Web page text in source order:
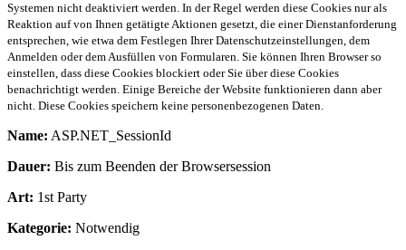
Systemen nicht deaktiviert werden. In der Regel werden diese Cookies nur als
Reaktion auf von Ihnen getätigte Aktionen gesetzt, die einer Dienstanforderung
entsprechen, wie etwa dem Festlegen Ihrer Datenschutzeinstellungen, dem
Anmelden oder dem Ausfüllen von Formularen. Sie können Ihren Browser so
einstellen, dass diese Cookies blockiert oder Sie über diese Cookies
benachrichtigt werden. Einige Bereiche der Website funktionieren dann aber
nicht. Diese Cookies speichern keine personenbezogenen Daten.
Name: ASP.NET_SessionId
Dauer: Bis zum Beenden der Browsersession
Art: 1st Party
Kategorie: Notwendig